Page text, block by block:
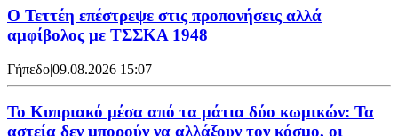
Ο Τεττέη επέστρεψε στις προπονήσεις αλλά
αμφίβολος με ΤΣΣΚΑ 1948
Γήπεδο|09.08.2026 15:07
Το Κυπριακό μέσα από τα μάτια δύο κωμικών: Τα
αστεία δεν μπορούν να αλλάξουν τον κόσμο, οι